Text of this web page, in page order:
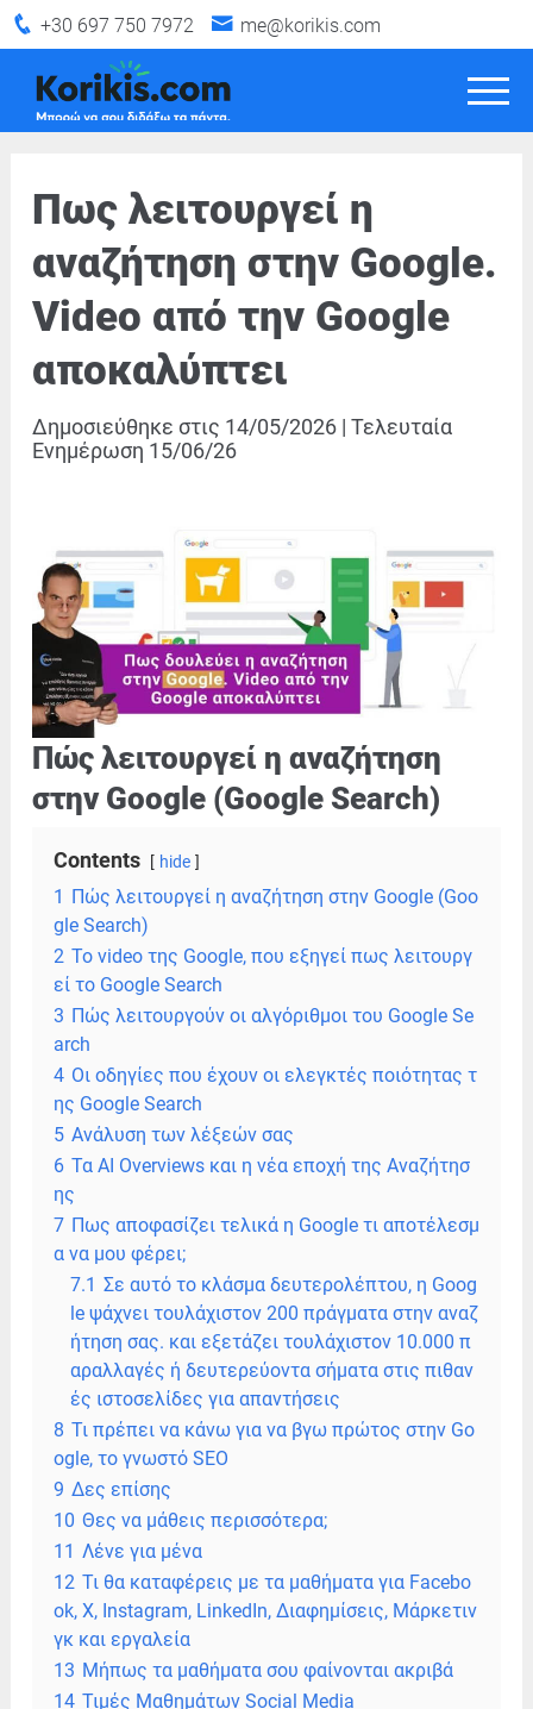
+30 697 750 7972 me@korikis.com
Πως λειτουργεί η
αναζήτηση στην Google.
Video από την Google
αποκαλύπτει
Δημοσιεύθηκε στις 14/05/2026 | Τελευταία
Ενημέρωση 15/06/26
Πώς λειτουργεί η αναζήτηση
στην Google (Google Search)
Contents hide
1 Πώς λειτουργεί η αναζήτηση στην Google (Goo
gle Search)
2 Το video της Google, που εξηγεί πως λειτουργ
εί το Google Search
3 Πώς λειτουργούν οι αλγόριθμοι του Google Se
arch
4 Οι οδηγίες που έχουν οι ελεγκτές ποιότητας τ
ης Google Search
5 Ανάλυση των λέξεών σας
6 Τα AI Overviews και η νέα εποχή της Αναζήτησ
ης
7 Πως αποφασίζει τελικά η Google τι αποτέλεσμ
α να μου φέρει;
7.1 Σε αυτό το κλάσμα δευτερολέπτου, η Goog
le ψάχνει τουλάχιστον 200 πράγματα στην αναζ
ήτηση σας. και εξετάζει τουλάχιστον 10.000 π
αραλλαγές ή δευτερεύοντα σήματα στις πιθαν
ές ιστοσελίδες για απαντήσεις
8 Τι πρέπει να κάνω για να βγω πρώτος στην Go
ogle, το γνωστό SEO
9 Δες επίσης
10 Θες να μάθεις περισσότερα;
11 Λένε για μένα
12 Τι θα καταφέρεις με τα μαθήματα για Facebo
ok, X, Instagram, LinkedIn, Διαφημίσεις, Mάρκετιν
γκ και εργαλεία
13 Mήπως τα μαθήματα σου φαίνονται ακριβά
14 Τιμές Μαθημάτων Social Media